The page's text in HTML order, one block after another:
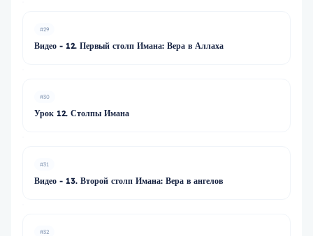
#29
Видео - 12. Первый столп Имана: Вера в Аллаха
#30
Урок 12. Столпы Имана
#31
Видео - 13. Второй столп Имана: Вера в ангелов
#32